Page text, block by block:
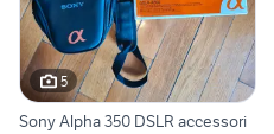
5
Sony Alpha 350 DSLR accessori